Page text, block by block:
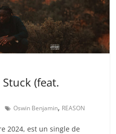
(feat.
Oswin Benjamin, REASON
2024, est un single de